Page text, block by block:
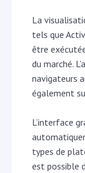
La
tels que
être
du marché.
navigateurs
également
L’interface
types de
est possible